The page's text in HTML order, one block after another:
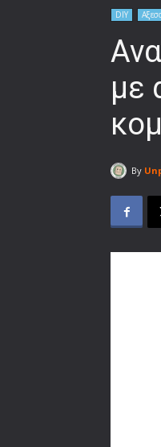
DIY
με
By